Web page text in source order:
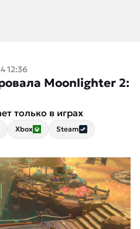
12:36
Moonlighter 2:
только в играх
Xbox Steam